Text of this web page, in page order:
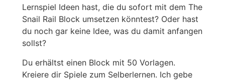
Lernspiel Ideen hast, die du sofort mit dem The
Snail Rail Block umsetzen könntest? Oder hast
du noch gar keine Idee, was du damit anfangen
sollst?
Du erhältst einen Block mit 50 Vorlagen.
Kreiere dir Spiele zum Selberlernen. Ich gebe